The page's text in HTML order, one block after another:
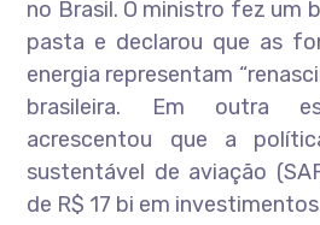
no Brasil. O ministro fez um
pasta e declarou que as
energia representam
brasileira. Em outra
acrescentou que a
sustentável de aviação
de R$ 17 bi em